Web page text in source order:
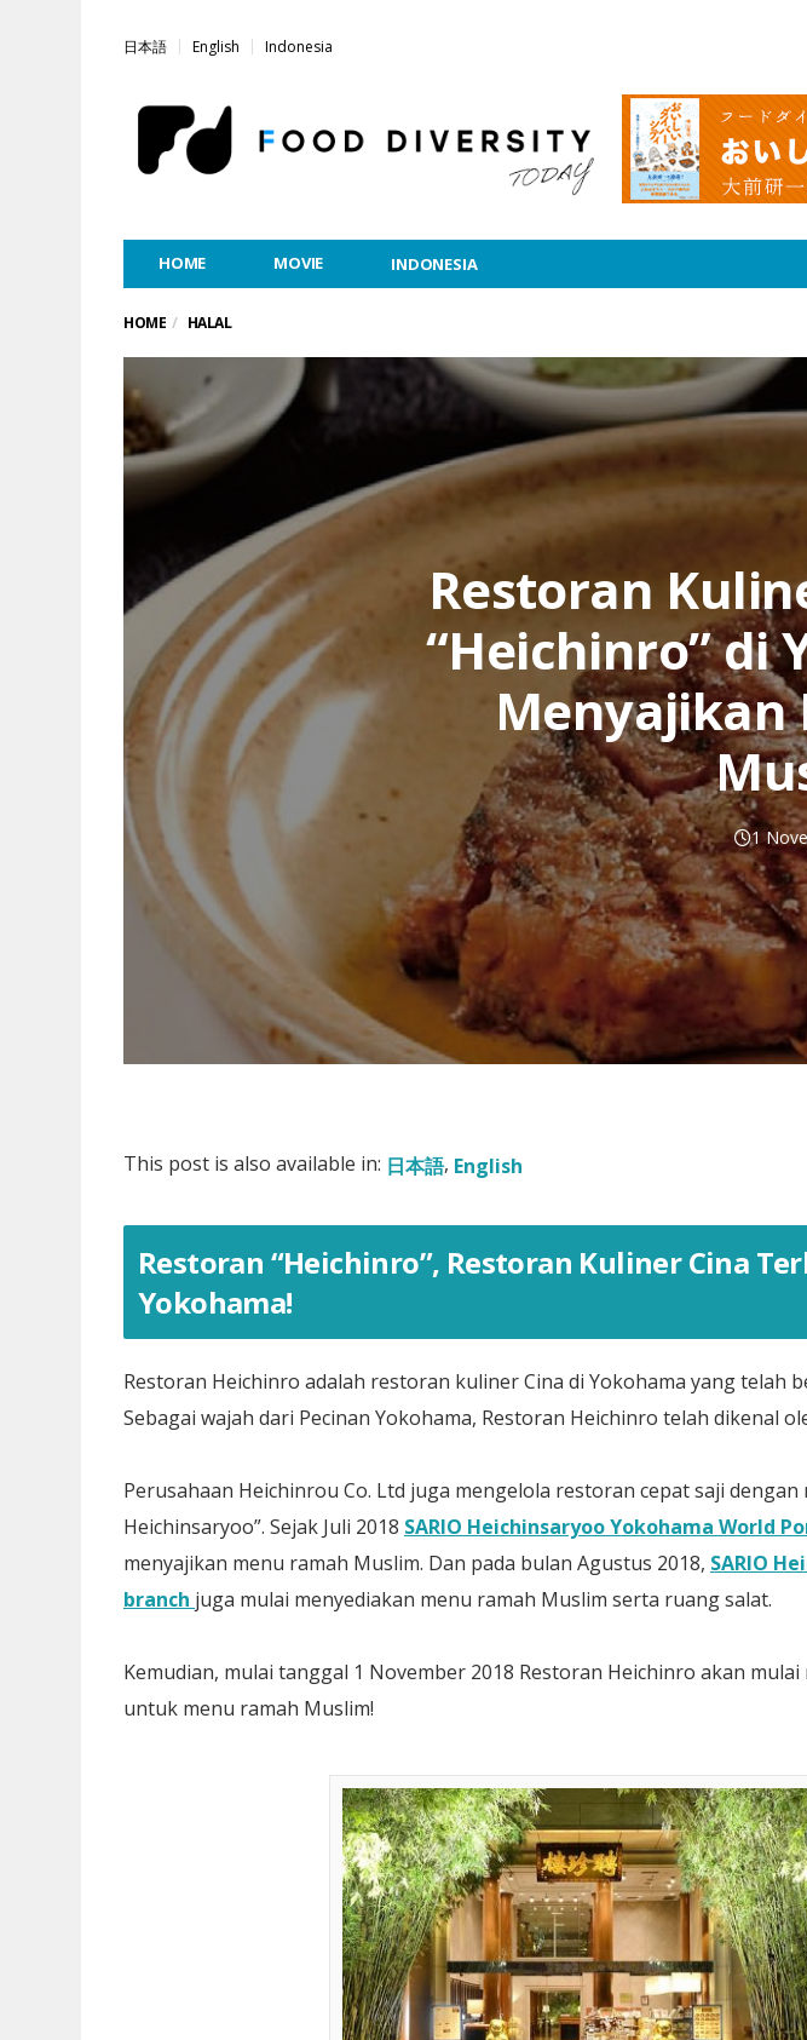
日本語 English Indonesia
HOME MOVIE INDONESIA
HOME HALAL
Restoran
“Heichinro” di
Menyajikan
1
This post is also available in: 日本語 English
Restoran “Heichinro”, Restoran Kuliner Cina
Yokohama!
Restoran Heichinro adalah restoran kuliner Cina di Yokohama yang telah
Sebagai wajah dari Pecinan Yokohama, Restoran Heichinro telah dikenal
Perusahaan Heichinrou Co. Ltd juga mengelola restoran cepat saji dengan
Heichinsaryoo”. Sejak Juli 2018 SARIO Heichinsaryoo Yokohama World
menyajikan menu ramah Muslim. Dan pada bulan Agustus 2018, SARIO
branch juga mulai menyediakan menu ramah Muslim serta ruang salat.
Kemudian, mulai tanggal 1 November 2018 Restoran Heichinro akan
untuk menu ramah Muslim!